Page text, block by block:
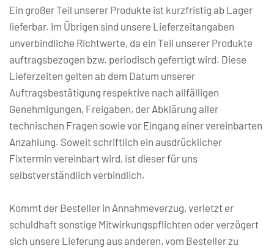
Ein großer Teil unserer Produkte ist kurzfristig ab Lager
lieferbar. Im Übrigen sind unsere Lieferzeitangaben
unverbindliche Richtwerte, da ein Teil unserer Produkte
auftragsbezogen bzw. periodisch gefertigt wird. Diese
Lieferzeiten gelten ab dem Datum unserer
Auftragsbestätigung respektive nach allfälligen
Genehmigungen, Freigaben, der Abklärung aller
technischen Fragen sowie vor Eingang einer vereinbarten
Anzahlung. Soweit schriftlich ein ausdrücklicher
Fixtermin vereinbart wird, ist dieser für uns
selbstverständlich verbindlich.
Kommt der Besteller in Annahmeverzug, verletzt er
schuldhaft sonstige Mitwirkungspflichten oder verzögert
sich unsere Lieferung aus anderen, vom Besteller zu